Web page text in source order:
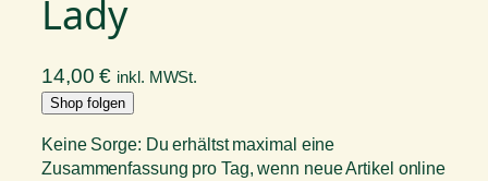
Lady
14,00€ inkl. MWSt.
Shop folgen
Keine Sorge: Du erhältst maximal eine
Zusammenfassung pro Tag, wenn neue Artikel online